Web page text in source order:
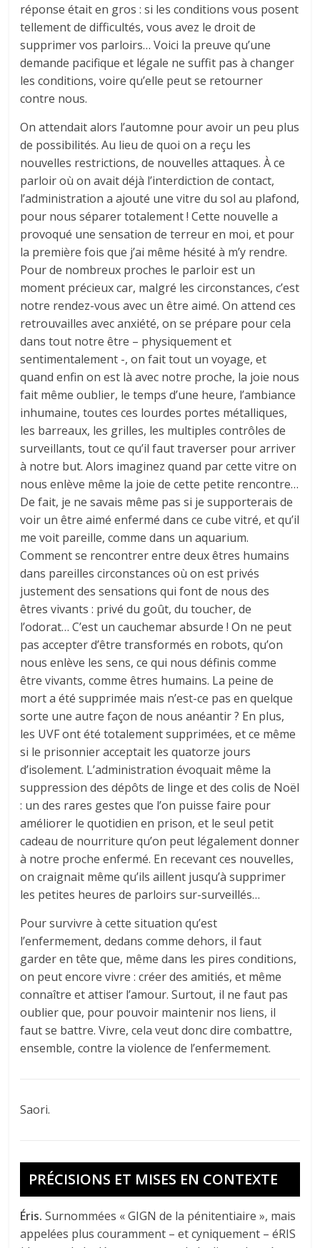
réponse était en gros : si les conditions vous posent
tellement de difficultés, vous avez le droit de
supprimer vos parloirs… Voici la preuve qu’une
demande pacifique et légale ne suffit pas à changer
les conditions, voire qu’elle peut se retourner
contre nous.
On attendait alors l’automne pour avoir un peu plus
de possibilités. Au lieu de quoi on a reçu les
nouvelles restrictions, de nouvelles attaques. À ce
parloir où on avait déjà l’interdiction de contact,
l’administration a ajouté une vitre du sol au plafond,
pour nous séparer totalement ! Cette nouvelle a
provoqué une sensation de terreur en moi, et pour
la première fois que j’ai même hésité à m’y rendre.
Pour de nombreux proches le parloir est un
moment précieux car, malgré les circonstances, c’est
notre rendez-vous avec un être aimé. On attend ces
retrouvailles avec anxiété, on se prépare pour cela
dans tout notre être – physiquement et
sentimentalement -, on fait tout un voyage, et
quand enfin on est là avec notre proche, la joie nous
fait même oublier, le temps d’une heure, l’ambiance
inhumaine, toutes ces lourdes portes métalliques,
les barreaux, les grilles, les multiples contrôles de
surveillants, tout ce qu’il faut traverser pour arriver
à notre but. Alors imaginez quand par cette vitre on
nous enlève même la joie de cette petite rencontre…
De fait, je ne savais même pas si je supporterais de
voir un être aimé enfermé dans ce cube vitré, et qu’il
me voit pareille, comme dans un aquarium.
Comment se rencontrer entre deux êtres humains
dans pareilles circonstances où on est privés
justement des sensations qui font de nous des
êtres vivants : privé du goût, du toucher, de
l’odorat… C’est un cauchemar absurde ! On ne peut
pas accepter d’être transformés en robots, qu’on
nous enlève les sens, ce qui nous définis comme
être vivants, comme êtres humains. La peine de
mort a été supprimée mais n’est-ce pas en quelque
sorte une autre façon de nous anéantir ? En plus,
les UVF ont été totalement supprimées, et ce même
si le prisonnier acceptait les quatorze jours
d’isolement. L’administration évoquait même la
suppression des dépôts de linge et des colis de Noël
: un des rares gestes que l’on puisse faire pour
améliorer le quotidien en prison, et le seul petit
cadeau de nourriture qu’on peut légalement donner
à notre proche enfermé. En recevant ces nouvelles,
on craignait même qu’ils aillent jusqu’à supprimer
les petites heures de parloirs sur-surveillés…
Pour survivre à cette situation qu’est
l’enfermement, dedans comme dehors, il faut
garder en tête que, même dans les pires conditions,
on peut encore vivre : créer des amitiés, et même
connaître et attiser l’amour. Surtout, il ne faut pas
oublier que, pour pouvoir maintenir nos liens, il
faut se battre. Vivre, cela veut donc dire combattre,
ensemble, contre la violence de l’enfermement.
Saori.
PRÉCISIONS ET MISES EN CONTEXTE
Éris. Surnommées « GIGN de la pénitentiaire », mais
appelées plus couramment – et cyniquement – éRIS